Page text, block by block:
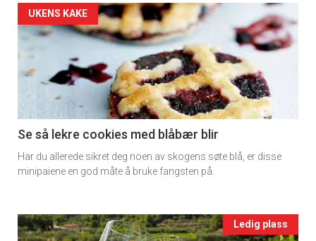
Artikler
detail
-
section
11
Ukens
UKENS KAKE
Se så lekre cookies med blåbær blir
Har du allerede sikret deg noen av skogens søte blå, er disse
minipaiene en god måte å bruke fangsten på.
Events
Ledig plass